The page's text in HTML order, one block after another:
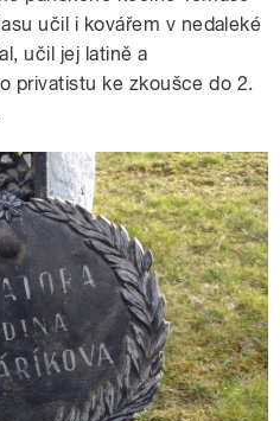
učil i kovářem v nedaleké
učil jej latině a
privatistu ke zkoušce do 2.